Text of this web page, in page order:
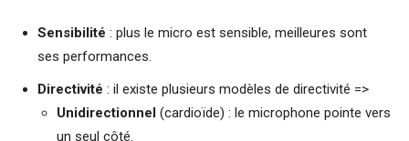
Sensibilité : plus le micro est sensible, meilleures sont
ses performances.
Directivité : il existe plusieurs modèles de directivité =>
Unidirectionnel (cardioïde) : le microphone pointe vers
un seul côté.